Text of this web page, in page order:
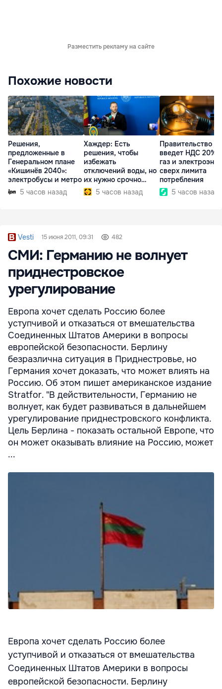
Разместить рекламу на сайте
Похожие новости
Решения,
предложенные в
Генеральном плане
«Кишинёв 2040»:
электробусы и метро
5 часов назад
Хаждер: Есть
решения, чтобы
избежать
отключений воды, но
их нужно срочно
внедрить
5 часов назад
Правительство
введет НДС 20%
газ и
сверх лимита
потребления
5 часов назад
Vesti 15 июня 2011, 09:31 482
СМИ: Германию не волнует
приднестровское
урегулирование
Европа хочет сделать Россию более
уступчивой и отказаться от вмешательства
Соединенных Штатов Америки в вопросы
европейской безопасности. Берлину
безразлична ситуация в Приднестровье, но
Германия хочет доказать, что может влиять на
Россию. Об этом пишет американское издание
Stratfor. "В действительности, Германию не
волнует, как будет развиваться в дальнейшем
урегулирование приднестровского конфликта.
Цель Берлина - показать остальной Европе, что
он может оказывать влияние на Россию, может
...
Европа хочет сделать Россию более
уступчивой и отказаться от вмешательства
Соединенных Штатов Америки в вопросы
европейской безопасности. Берлину